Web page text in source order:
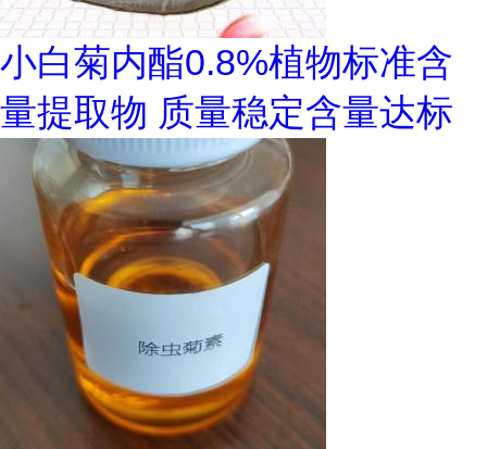
小白菊内酯0.8%植物标准含
量提取物 质量稳定含量达标